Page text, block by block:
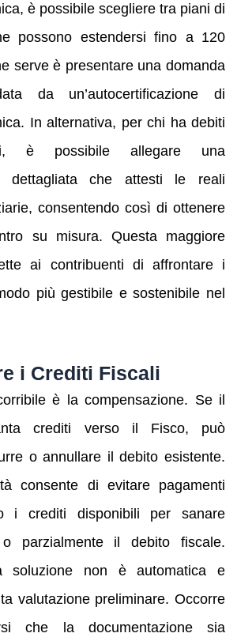
è possibile scegliere tra piani di
possono estendersi fino a 120
serve è presentare una domanda
da un’autocertificazione di
In alternativa, per chi ha debiti
è possibile allegare una
dettagliata che attesti le reali
consentendo così di ottenere
su misura. Questa maggiore
ai contribuenti di affrontare i
più gestibile e sostenibile nel
i Crediti Fiscali
è la compensazione. Se il
crediti verso il Fisco, può
o annullare il debito esistente.
consente di evitare pagamenti
i crediti disponibili per sanare
o parzialmente il debito fiscale.
soluzione non è automatica e
valutazione preliminare. Occorre
che la documentazione sia